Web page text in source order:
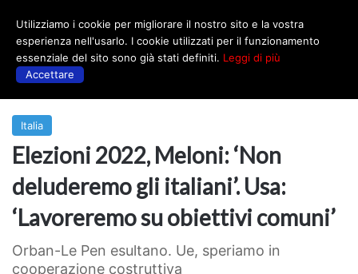
Italia
Elezioni 2022, Meloni: ‘Non
deluderemo gli italiani’. Usa:
‘Lavoreremo su obiettivi comuni’
Orban-Le Pen esultano. Ue, speriamo in
cooperazione costruttiva
Utilizziamo i cookie per migliorare il nostro sito e la vostra
esperienza nell'usarlo. I cookie utilizzati per il funzionamento
essenziale del sito sono già stati definiti. Leggi di più
Accettare